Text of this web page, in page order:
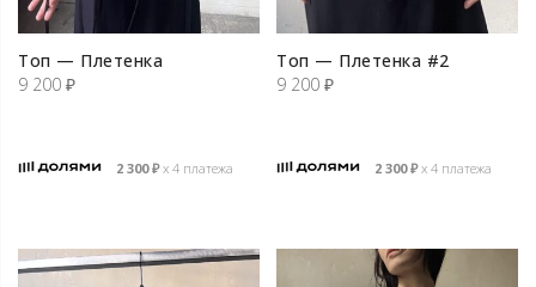
Топ — Плетенка
9 200 ₽
2 300₽х 4 платежа
Топ — Плетенка #2
9 200 ₽
2 300₽х 4 платежа